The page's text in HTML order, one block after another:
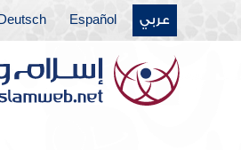
عربي Español
Deutsch